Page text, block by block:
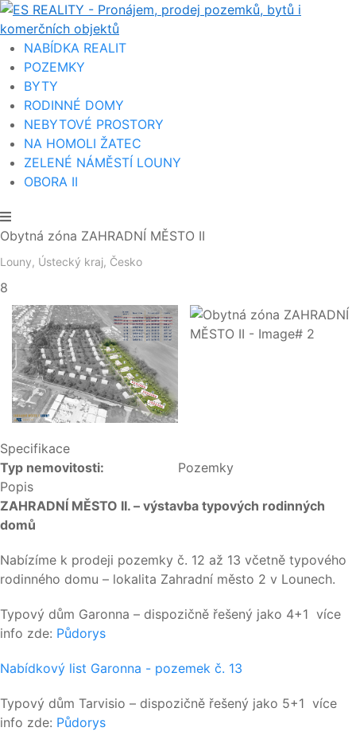
NABÍDKA REALIT
POZEMKY
BYTY
RODINNÉ DOMY
NEBYTOVÉ PROSTORY
NA HOMOLI ŽATEC
ZELENÉ NÁMĚSTÍ LOUNY
OBORA II
Obytná zóna ZAHRADNÍ MĚSTO II
Louny, Ústecký kraj, Česko
8
Specifikace
Typ nemovitosti:
Pozemky
Popis
ZAHRADNÍ MĚSTO II. – výstavba typových rodinných
domů
Nabízíme k prodeji pozemky č. 12 až 13 včetně typového
rodinného domu – lokalita Zahradní město 2 v Lounech.
Typový dům Garonna – dispozičně řešený jako 4+1 více
info zde: Půdorys
Nabídkový list Garonna - pozemek č. 13
Typový dům Tarvisio – dispozičně řešený jako 5+1 více
info zde: Půdorys